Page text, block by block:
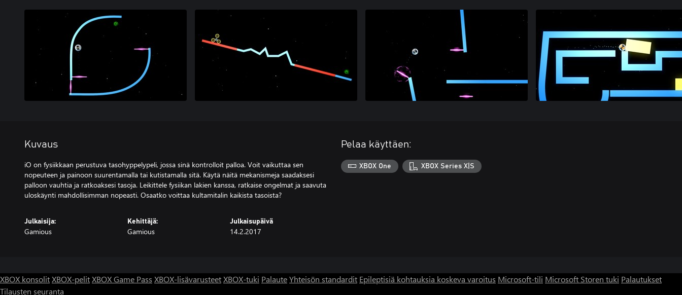
Kuvaus
iO on fysiikkaan perustuva tasohyppelypeli, jossa sinä kontrolloit palloa. Voit vaikuttaa sen
nopeuteen ja painoon suurentamalla tai kutistamalla sitä. Käytä näitä mekanismeja saadaksesi
palloon vauhtia ja ratkoaksesi tasoja. Leikittele fysiikan lakien kanssa, ratkaise ongelmat ja saavuta
uloskäynti mahdollisimman nopeasti. Osaatko voittaa kultamitalin kaikista tasoista?
Julkaisija:
Gamious
Kehittäjä:
Gamious
Julkaisupäivä
14.2.2017
Pelaa käyttäen:
XBOX One XBOX Series X|S
XBOX konsolitXBOX-pelitXBOX Game Pass XBOX-lisävarusteetXBOX-tuki PalauteYhteisön standardit Epileptisiä kohtauksia koskeva varoitus Microsoft-tili Microsoft Storen tuki Palautukset
Tilausten seuranta